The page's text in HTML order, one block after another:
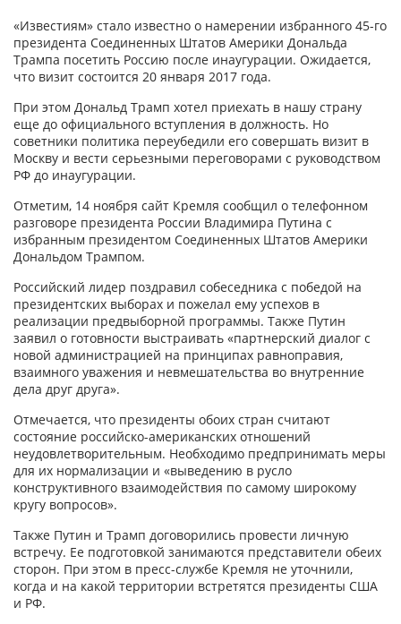
«Известиям» стало известно о намерении избранного 45-го
президента Соединенных Штатов Америки Дональда
Трампа посетить Россию после инаугурации. Ожидается,
что визит состоится 20 января 2017 года.
При этом Дональд Трамп хотел приехать в нашу страну
еще до официального вступления в должность. Но
советники политика переубедили его совершать визит в
Москву и вести серьезными переговорами с руководством
РФ до инаугурации.
Отметим, 14 ноября сайт Кремля сообщил о телефонном
разговоре президента России Владимира Путина с
избранным президентом Соединенных Штатов Америки
Дональдом Трампом.
Российский лидер поздравил собеседника с победой на
президентских выборах и пожелал ему успехов в
реализации предвыборной программы. Также Путин
заявил о готовности выстраивать «партнерский диалог с
новой администрацией на принципах равноправия,
взаимного уважения и невмешательства во внутренние
дела друг друга».
Отмечается, что президенты обоих стран считают
состояние российско-американских отношений
неудовлетворительным. Необходимо предпринимать меры
для их нормализации и «выведению в русло
конструктивного взаимодействия по самому широкому
кругу вопросов».
Также Путин и Трамп договорились провести личную
встречу. Ее подготовкой занимаются представители обеих
сторон. При этом в пресс-службе Кремля не уточнили,
когда и на какой территории встретятся президенты США
и РФ.